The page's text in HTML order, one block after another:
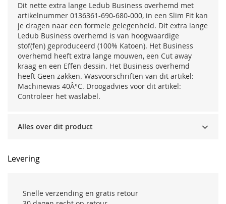
Dit nette extra lange Ledub Business overhemd met
artikelnummer 0136361-690-680-000, in een Slim Fit kan
je dragen naar een formele gelegenheid. Dit extra lange
Ledub Business overhemd is van hoogwaardige
stof(fen) geproduceerd (100% Katoen). Het Business
overhemd heeft extra lange mouwen, een Cut away
kraag en een Effen dessin. Het Business overhemd
heeft Geen zakken. Wasvoorschriften van dit artikel:
Machinewas 40Â°C. Droogadvies voor dit artikel:
Controleer het waslabel.
Alles over dit product
Levering
Snelle verzending en gratis retour